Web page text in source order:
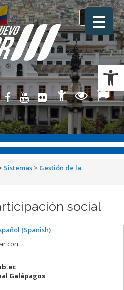
Toggle
Sistemas > Gestión de la
social
(Spanish)
con:
Galápagos